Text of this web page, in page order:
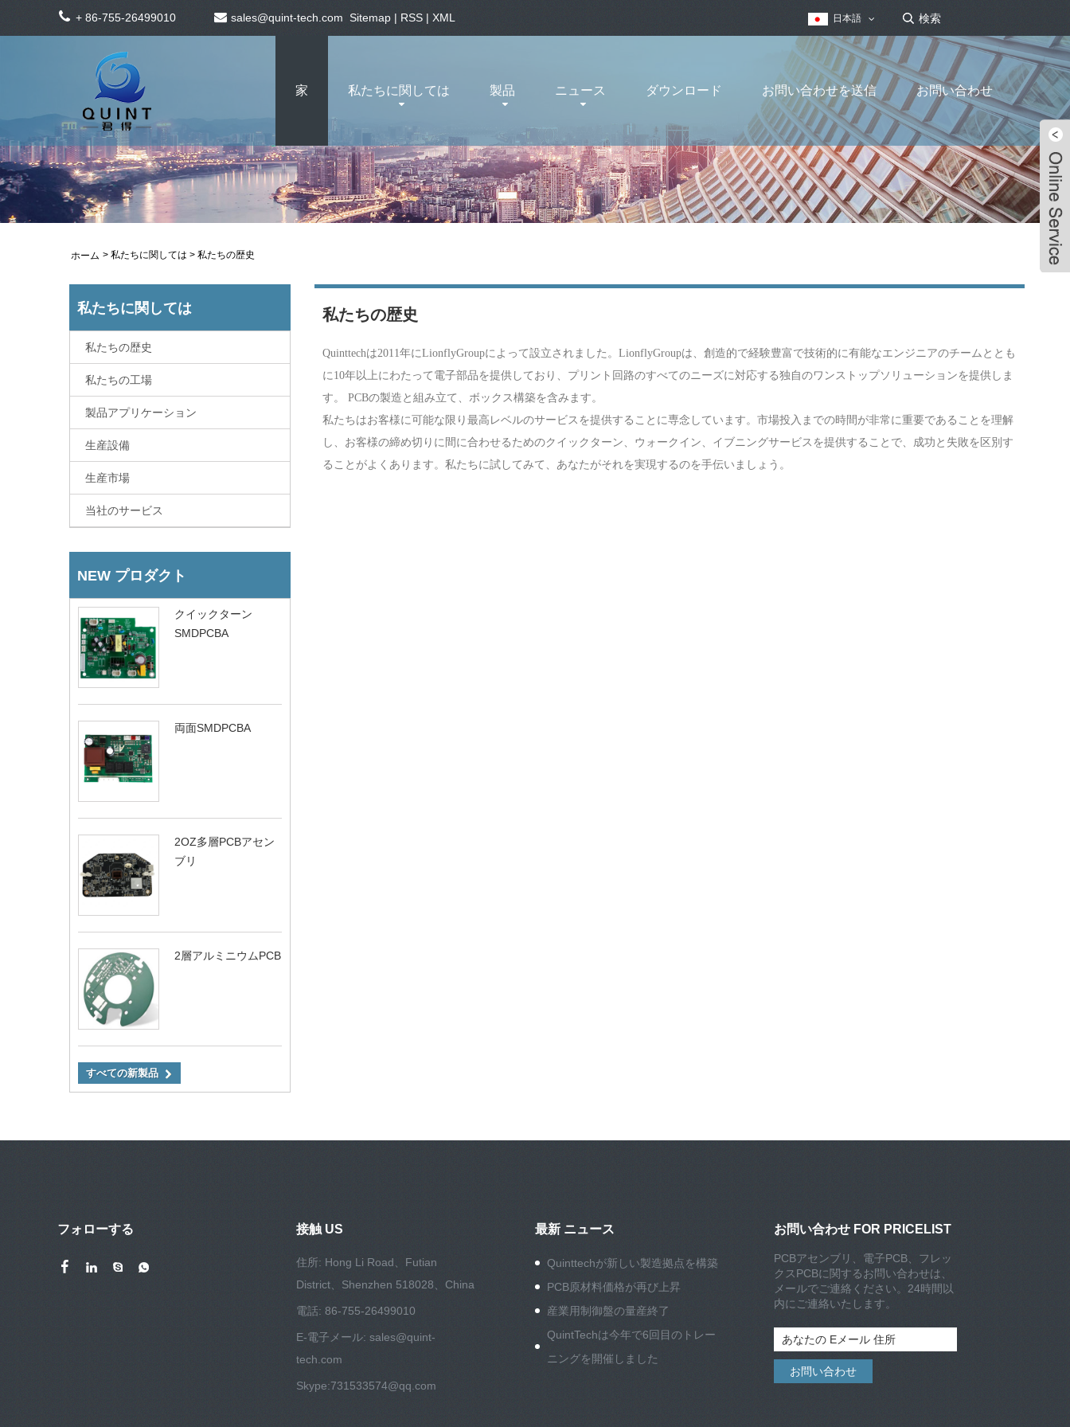
+ 86-755-26499010 sales@quint-tech.com Sitemap | RSS | XML 日本語
家 私たちに関しては 製品 ニュース ダウンロード お問い合わせを送信 お問い合わせ
ホーム > 私たちに関しては > 私たちの歴史
私たちに関しては
私たちの歴史
私たちの工場
製品アプリケーション
生産設備
生産市場
当社のサービス
NEW プロダクト
クイックターン
SMDPCBA
両面SMDPCBA
2OZ多層PCBアセン
ブリ
2層アルミニウムPCB
すべての新製品
私たちの歴史
Quinttechは2011年にLionflyGroupによって設立されました。LionflyGroupは、創造的で経験豊富で技術的に有能なエンジニアのチームととも
に10年以上にわたって電子部品を提供しており、プリント回路のすべてのニーズに対応する独自のワンストップソリューションを提供しま
す。 PCBの製造と組み立て、ボックス構築を含みます。
私たちはお客様に可能な限り最高レベルのサービスを提供することに専念しています。市場投入までの時間が非常に重要であることを理解
し、お客様の締め切りに間に合わせるためのクイックターン、ウォークイン、イブニングサービスを提供することで、成功と失敗を区別す
ることがよくあります。私たちに試してみて、あなたがそれを実現するのを手伝いましょう。
フォローする 接触 US
住所: Hong Li Road、Futian
District、Shenzhen 518028、China
電話: 86-755-26499010
E-電子メール: sales@quint-
tech.com
Skype:731533574@qq.com
最新 ニュース
Quinttechが新しい製造拠点を構築
PCB原材料価格が再び上昇
産業用制御盤の量産終了
QuintTechは今年で6回目のトレー
ニングを開催しました
お問い合わせ FOR PRICELIST
PCBアセンブリ、電子PCB、フレッ
クスPCBに関するお問い合わせは、
メールでご連絡ください。24時間以
内にご連絡いたします。